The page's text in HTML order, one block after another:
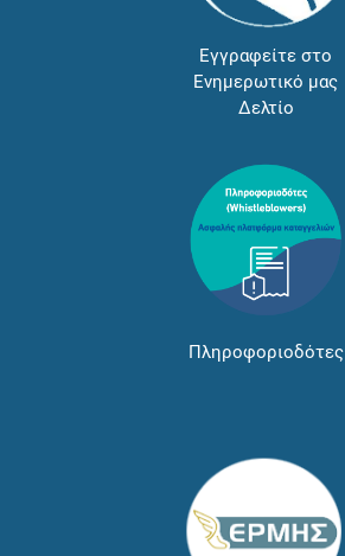
Εγγραφείτε στο
Ενημερωτικό μας
Δελτίο
Πληροφοριοδότες